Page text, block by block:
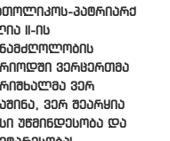
პატრიარქ
II-ის
ვერცერთმა
ვერ
ვერ შეარყია
უწმინდესობა და